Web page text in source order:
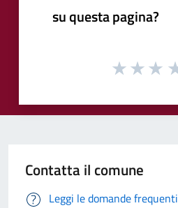
su questa pagina?
Contatta il comune
Leggi le domande frequenti